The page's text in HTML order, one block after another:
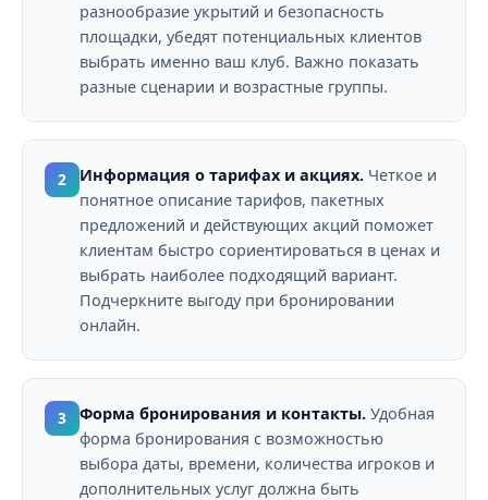
разнообразие укрытий и безопасность
площадки, убедят потенциальных клиентов
выбрать именно ваш клуб. Важно показать
разные сценарии и возрастные группы.
2 Информация о тарифах и акциях. Четкое и
понятное описание тарифов, пакетных
предложений и действующих акций поможет
клиентам быстро сориентироваться в ценах и
выбрать наиболее подходящий вариант.
Подчеркните выгоду при бронировании
онлайн.
3 Форма бронирования и контакты. Удобная
форма бронирования с возможностью
выбора даты, времени, количества игроков и
дополнительных услуг должна быть